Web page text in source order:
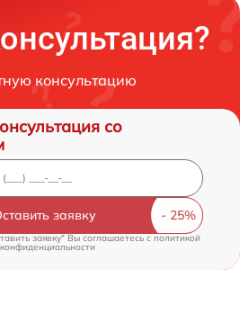
консультацию
со
заявку
заявку" Вы соглашаетесь cполитикой
конфиденциальности